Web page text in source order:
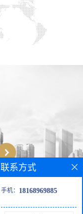
联系方式
手机： 18168969885